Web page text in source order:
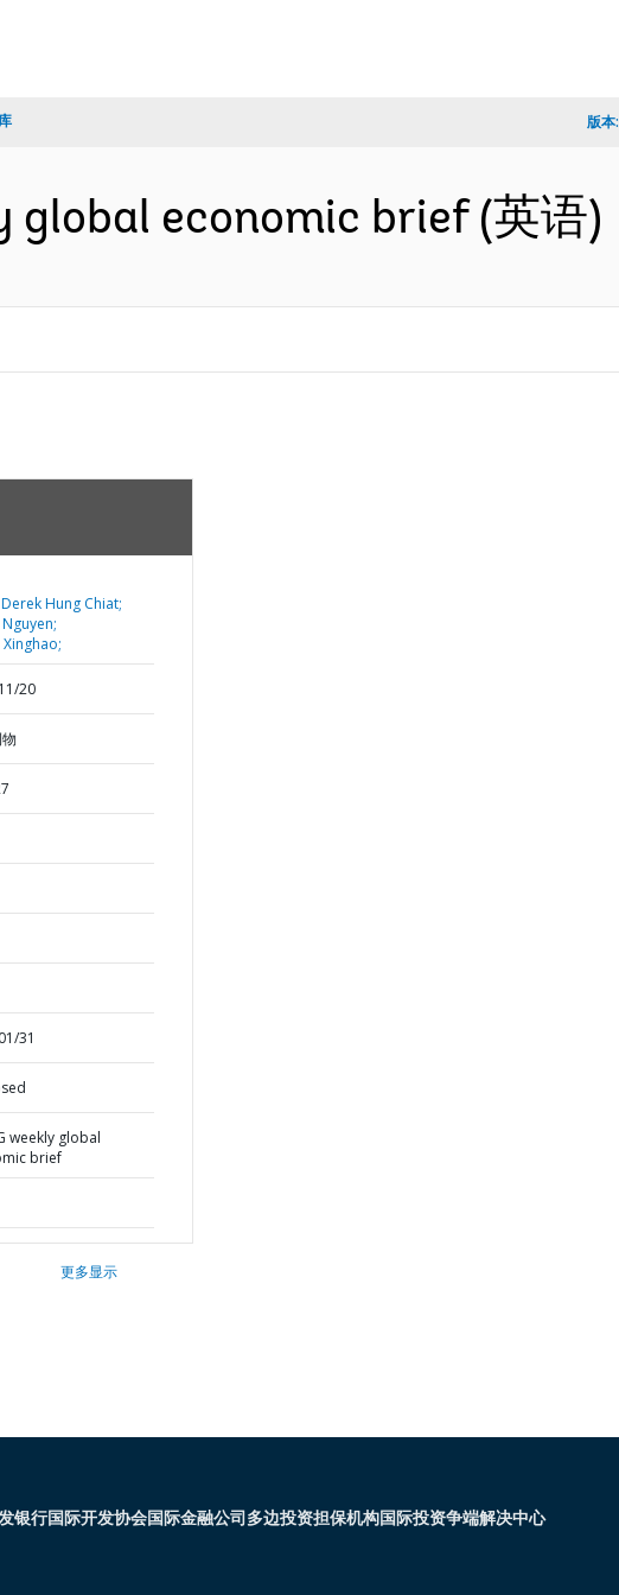
版本:
global economic brief (英语)
Hung Chiat;
20
31
weekly global
brief
更多显示
银行国际开发协会国际金融公司多边投资担保机构国际投资争端解决中心